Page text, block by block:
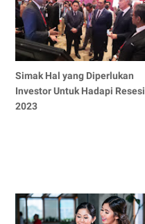
Simak Hal yang Diperlukan
Investor Untuk Hadapi Resesi
2023